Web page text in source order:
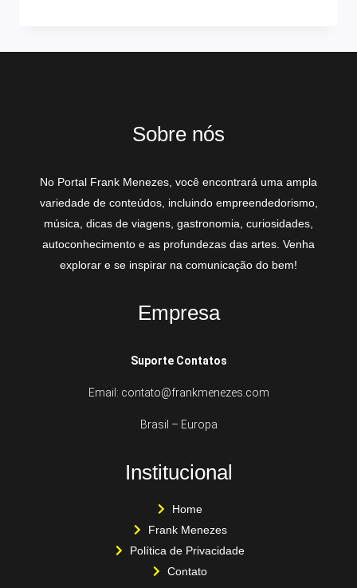
Sobre nós
No Portal Frank Menezes, você encontrará uma ampla
variedade de conteúdos, incluindo empreendedorismo,
música, dicas de viagens, gastronomia, curiosidades,
autoconhecimento e as profundezas das artes. Venha
explorar e se inspirar na comunicação do bem!
Empresa
Suporte Contatos
Email: contato@frankmenezes.com
Brasil – Europa
Institucional
Home
Frank Menezes
Política de Privacidade
Contato